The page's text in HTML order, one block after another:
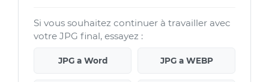
Si vous souhaitez continuer à travailler avec
votre JPG final, essayez :
JPG a Word JPG a WEBP